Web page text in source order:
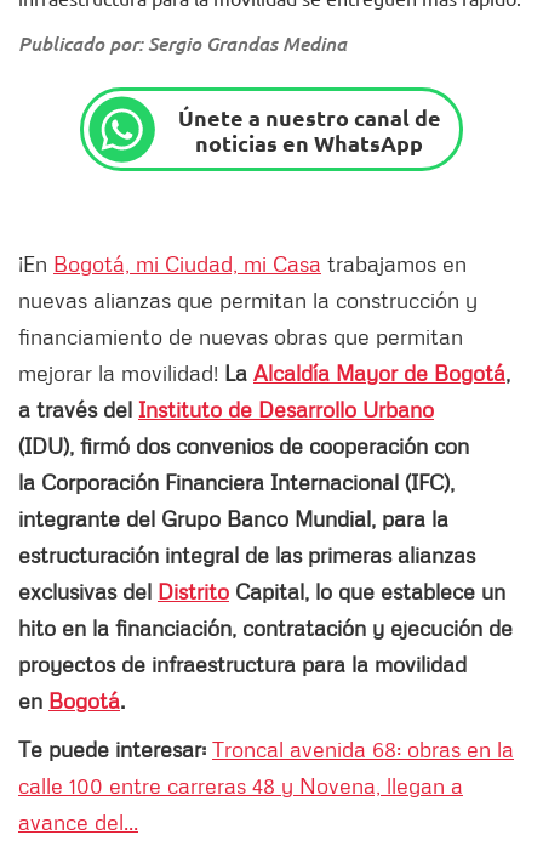
Publicado por: Sergio Grandas Medina
Únete a nuestro canal de
noticias en WhatsApp
¡En Bogotá, mi Ciudad, mi Casa trabajamos en
nuevas alianzas que permitan la construcción y
financiamiento de nuevas obras que permitan
mejorar la movilidad! La Alcaldía Mayor de Bogotá,
a través del Instituto de Desarrollo Urbano
(IDU), firmó dos convenios de cooperación con
la Corporación Financiera Internacional (IFC),
integrante del Grupo Banco Mundial, para la
estructuración integral de las primeras alianzas
exclusivas del Distrito Capital, lo que establece un
hito en la financiación, contratación y ejecución de
proyectos de infraestructura para la movilidad
en Bogotá.
Te puede interesar: Troncal avenida 68: obras en la
calle 100 entre carreras 48 y Novena, llegan a
avance del...